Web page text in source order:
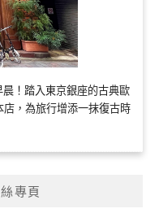
！踏入東京銀座的古典歐
，為旅行增添一抹復古時
專頁